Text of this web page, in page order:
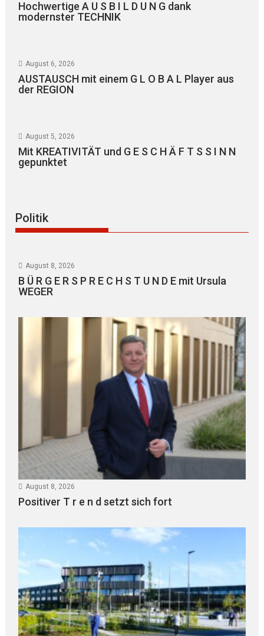
Hochwertige A U S B I L D U N G dank
modernster TECHNIK
August 6, 2026
AUSTAUSCH mit einem G L O B A L Player aus
der REGION
August 5, 2026
Mit KREATIVITÄT und G E S C H Ä F T S S I N N
gepunktet
Politik
August 8, 2026
B Ü R G E R S P R E C H S T U N D E mit Ursula
WEGER
August 8, 2026
Positiver T r e n d setzt sich fort